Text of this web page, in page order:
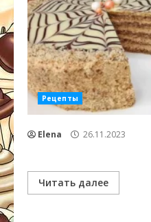
Рецепты
Elena 26.11.2023
Читать далее